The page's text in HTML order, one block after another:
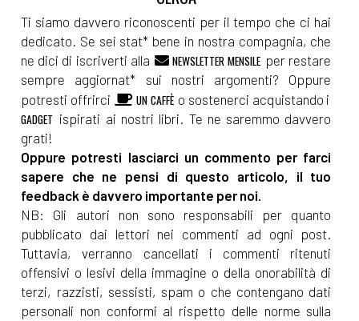
Ti siamo davvero riconoscenti per il tempo che ci hai
dedicato. Se sei stat* bene in nostra compagnia, che
ne dici di iscriverti alla
NEWSLETTER MENSILE per restare
sempre aggiornat* sui nostri argomenti? Oppure
potresti offrirci
UN CAFFÈ o sostenerci acquistando i
GADGET ispirati ai nostri libri. Te ne saremmo davvero
grati!
Oppure potresti lasciarci un commento per farci
sapere che ne pensi di questo articolo, il tuo
feedback è davvero importante per noi.
NB: Gli autori non sono responsabili per quanto
pubblicato dai lettori nei commenti ad ogni post.
Tuttavia, verranno cancellati i commenti ritenuti
offensivi o lesivi della immagine o della onorabilità di
terzi, razzisti, sessisti, spam o che contengano dati
personali non conformi al rispetto delle norme sulla